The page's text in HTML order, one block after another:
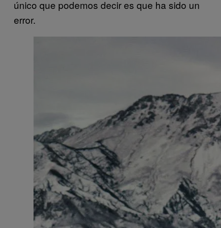
único que podemos decir es que ha sido un
error.